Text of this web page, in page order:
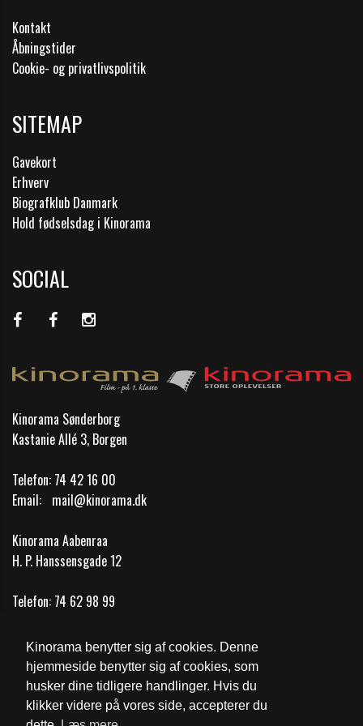
Kinorama benytter sig af cookies. Denne
hjemmeside benytter sig af cookies, som
husker dine tidligere handlinger. Hvis du
klikker videre på vores side, accepterer du
Kontakt
Åbningstider
Cookie- og privatlivspolitik
SITEMAP
Gavekort
Erhverv
Biografklub Danmark
Hold fødselsdag i Kinorama
SOCIAL
Kinorama Sønderborg
Kastanie Allé 3, Borgen
Telefon: 74 42 16 00
Email: mail@kinorama.dk
Kinorama Aabenraa
H. P. Hanssensgade 12
Telefon: 74 62 98 99
Cookie- og privatlivspolitik
Fødevarestyrelsens kontrolrapport